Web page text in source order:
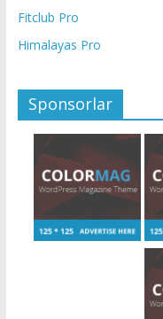
Fitclub Pro
Himalayas Pro
Sponsorlar